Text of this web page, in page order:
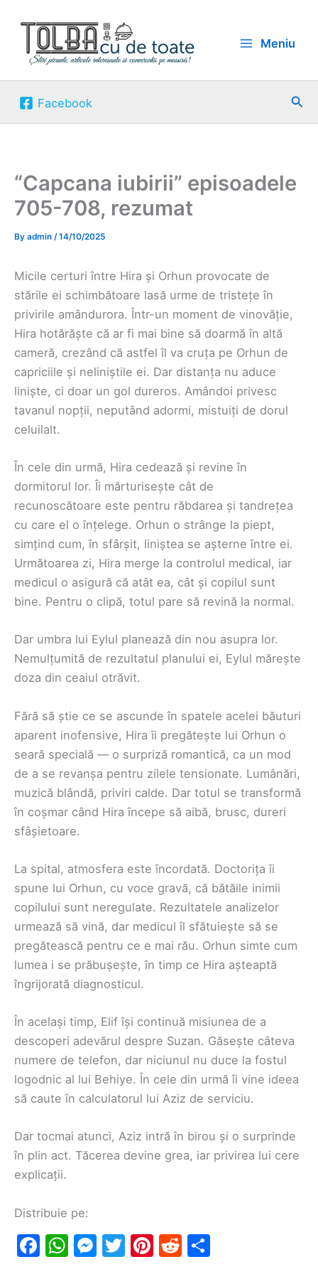
content
Meniu
Facebook
“Capcana iubirii” episoadele
705-708, rezumat
By admin /14/10/2025
Micile certuri între Hira și Orhun provocate de
stările ei schimbătoare lasă urme de tristețe în
privirile amândurora. Într-un moment de vinovăție,
Hira hotărăște că ar fi mai bine să doarmă în altă
cameră, crezând că astfel îl va cruța pe Orhun de
capriciile și neliniștile ei. Dar distanța nu aduce
liniște, ci doar un gol dureros. Amândoi privesc
tavanul nopții, neputând adormi, mistuiți de dorul
celuilalt.
În cele din urmă, Hira cedează și revine în
dormitorul lor. Îi mărturisește cât de
recunoscătoare este pentru răbdarea și tandrețea
cu care el o înțelege. Orhun o strânge la piept,
simțind cum, în sfârșit, liniștea se așterne între ei.
Următoarea zi, Hira merge la controlul medical, iar
medicul o asigură că atât ea, cât și copilul sunt
bine. Pentru o clipă, totul pare să revină la normal.
Dar umbra lui Eylul planează din nou asupra lor.
Nemulțumită de rezultatul planului ei, Eylul mărește
doza din ceaiul otrăvit.
Fără să știe ce se ascunde în spatele acelei băuturi
aparent inofensive, Hira îi pregătește lui Orhun o
seară specială — o surpriză romantică, ca un mod
de a se revanșa pentru zilele tensionate. Lumânări,
muzică blândă, priviri calde. Dar totul se transformă
în coșmar când Hira începe să aibă, brusc, dureri
sfâșietoare.
La spital, atmosfera este încordată. Doctorița îi
spune lui Orhun, cu voce gravă, că bătăile inimii
copilului sunt neregulate. Rezultatele analizelor
urmează să vină, dar medicul îl sfătuiește să se
pregătească pentru ce e mai rău. Orhun simte cum
lumea i se prăbușește, în timp ce Hira așteaptă
îngrijorată diagnosticul.
În același timp, Elif își continuă misiunea de a
descoperi adevărul despre Suzan. Găsește câteva
numere de telefon, dar niciunul nu duce la fostul
logodnic al lui Behiye. În cele din urmă îi vine ideea
să caute în calculatorul lui Aziz de serviciu.
Dar tocmai atunci, Aziz intră în birou și o surprinde
în plin act. Tăcerea devine grea, iar privirea lui cere
explicații.
Distribuie pe:
F
W M T
Pi R